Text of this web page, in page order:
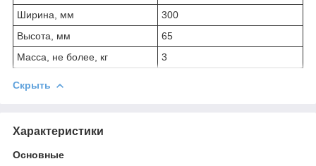
Ширина, мм
300
Высота, мм
65
Масса, не более, кг
3
Скрыть
Характеристики
Основные